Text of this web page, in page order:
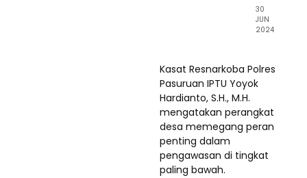
30
JUN
2024
Kasat Resnarkoba Polres
Pasuruan IPTU Yoyok
Hardianto, S.H., M.H.
mengatakan perangkat
desa memegang peran
penting dalam
pengawasan di tingkat
paling bawah.